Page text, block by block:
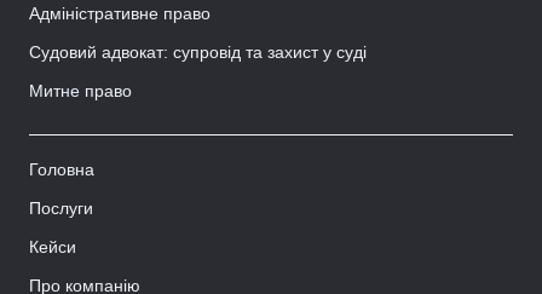
Адміністративне право
Судовий адвокат: супровід та захист у суді
Митне право
Головна
Послуги
Кейси
Про компанію